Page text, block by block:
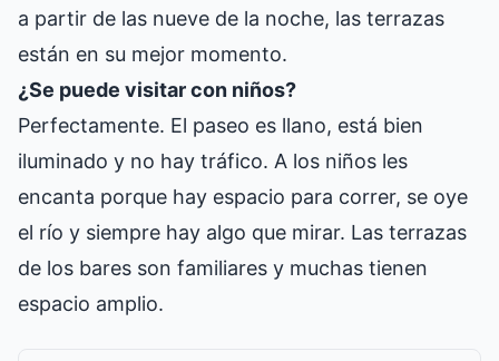
a partir de las nueve de la noche, las terrazas
están en su mejor momento.
¿Se puede visitar con niños?
Perfectamente. El paseo es llano, está bien
iluminado y no hay tráfico. A los niños les
encanta porque hay espacio para correr, se oye
el río y siempre hay algo que mirar. Las terrazas
de los bares son familiares y muchas tienen
espacio amplio.